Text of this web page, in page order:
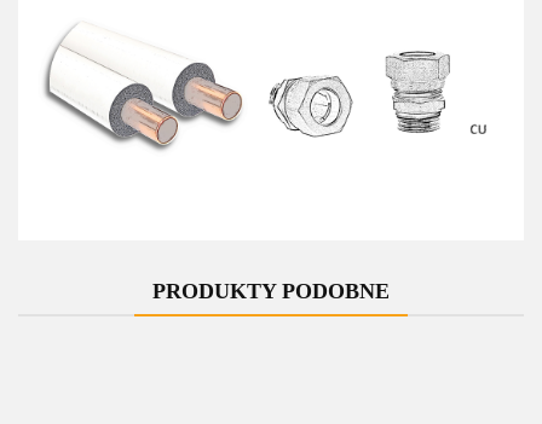
PRODUKTY PODOBNE